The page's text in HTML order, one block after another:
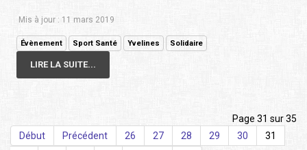
Mis à jour : 11 mars 2019
Évènement Sport Santé Yvelines Solidaire
LIRE LA SUITE...
Page 31 sur 35
Début
Précédent 26 27 28 29 30
31